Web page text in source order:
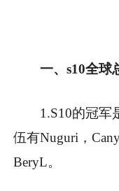
一、s10全球
1.S10的冠军
伍有Nuguri，
BeryL。